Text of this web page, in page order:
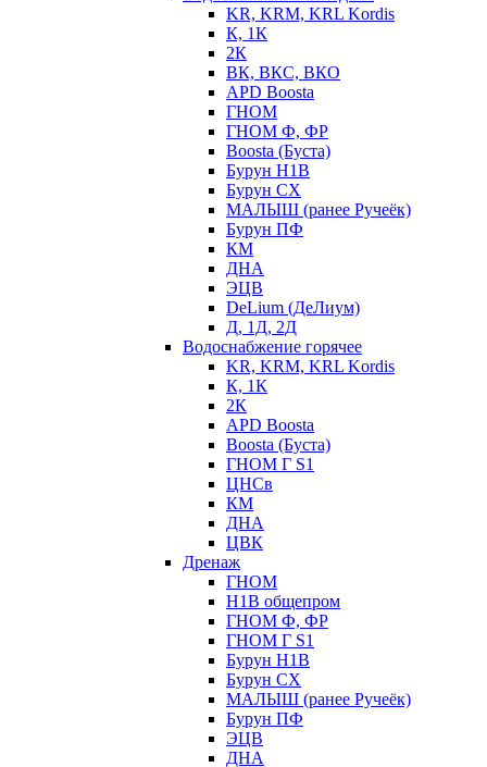
KR, KRM, KRL Kordis
К, 1К
2К
ВК, ВКС, ВКО
APD Boosta
ГНОМ
ГНОМ Ф, ФР
Boosta (Буста)
Бурун Н1В
Бурун СХ
МАЛЫШ (ранее Ручеёк)
Бурун ПФ
КМ
ДНА
ЭЦВ
DeLium (ДеЛиум)
Д, 1Д, 2Д
Водоснабжение горячее
KR, KRM, KRL Kordis
К, 1К
2К
APD Boosta
Boosta (Буста)
ГНОМ Г S1
ЦНСв
КМ
ДНА
ЦВК
Дренаж
ГНОМ
Н1В общепром
ГНОМ Ф, ФР
ГНОМ Г S1
Бурун Н1В
Бурун СХ
МАЛЫШ (ранее Ручеёк)
Бурун ПФ
ЭЦВ
ДНА